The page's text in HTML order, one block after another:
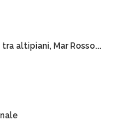
altipiani, Mar Rosso...